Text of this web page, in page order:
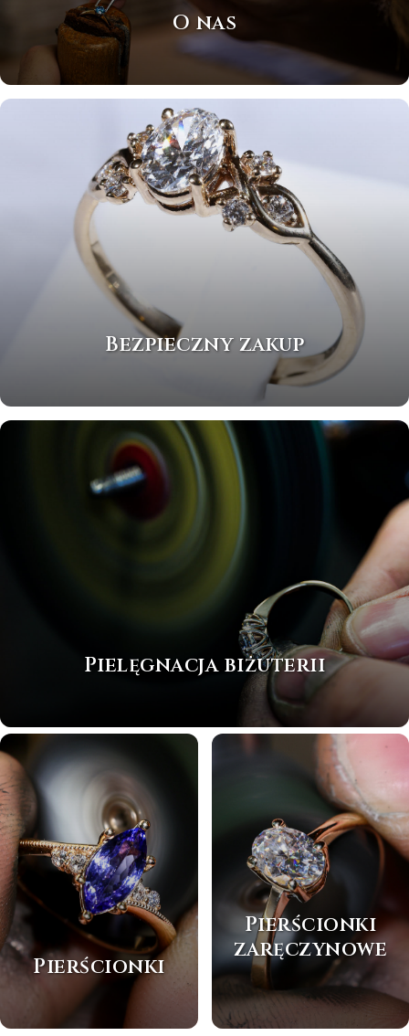
O nas
Bezpieczny zakup
Pielęgnacja biżuterii
Pierścionki
Pierścionki
zaręczynowe